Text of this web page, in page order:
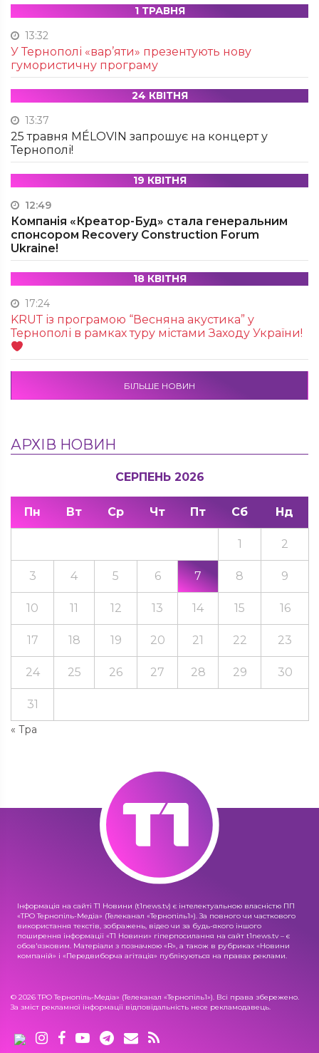
1 ТРАВНЯ
13:32
У Тернополі «вар’яти» презентують нову
гумористичну програму
24 КВІТНЯ
13:37
25 травня MÉLOVIN запрошує на концерт у
Тернополі!
19 КВІТНЯ
12:49
Компанія «Креатор-Буд» стала генеральним
спонсором Recovery Construction Forum
Ukraine!
18 КВІТНЯ
17:24
KRUТ із програмою “Весняна акустика” у
Тернополі в рамках туру містами Заходу України!
БІЛЬШЕ НОВИН
АРХІВ НОВИН
СЕРПЕНЬ 2026
Пн Вт Ср Чт Пт Сб Нд
« Тра
1 2
3 4 5 6 7 8 9
10 11 12 13 14 15 16
17 18 19 20 21 22 23
24 25 26 27 28 29 30
31
Інформація на сайті Т1 Новини (t1news.tv) є інтелектуальною власністю ПП
«ТРО Тернопіль-Медіа» (Телеканал «Тернопіль1»). За повного чи часткового
використання текстів, зображень, відео чи за будь-якого іншого
поширення інформації «Т1 Новини» гіперпосилання на сайт t1news.tv – є
обов'язковим. Матеріали з позначкою «R», а також в рубриках «Новини
компаній» і «Передвиборча агітація» публікуються на правах реклами.
© 2026 ТРО Тернопіль-Медіа» (Телеканал «Тернопіль1»). Всі права збережено.
За зміст рекламної інформації відповідальність несе рекламодавець.